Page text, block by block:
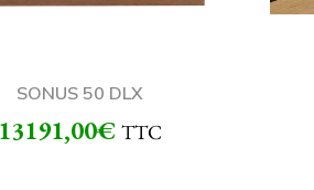
SONUS 50 DLX
13191,00€ TTC